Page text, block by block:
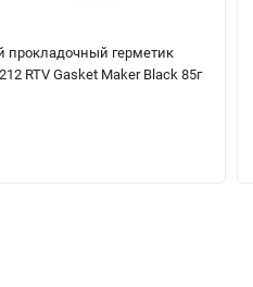
прокладочный герметик
RTV Gasket Maker Black 85г